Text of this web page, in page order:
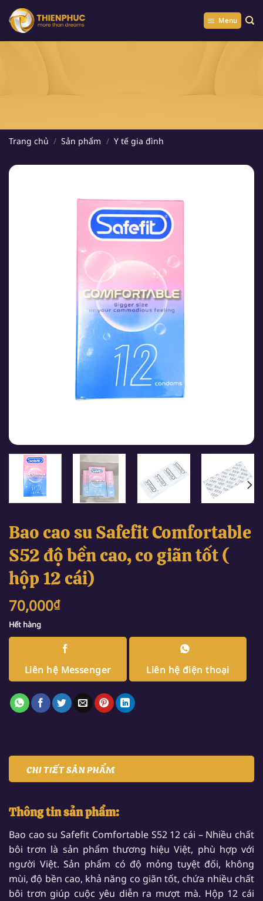
Chuyển
đến
Menu
Trang chủ / Sản phẩm / Y tế gia đình
Bao cao su Safefit Comfortable
S52 độ bền cao, co giãn tốt (
hộp 12 cái)
70,000₫
Hết hàng
Liên hệ Messenger Liên hệ điện thoại
CHI TIẾT SẢN PHẨM
Thông tin sản phẩm:
Bao cao su Safefit Comfortable S52 12 cái – Nhiều chất
bôi trơn là sản phẩm thương hiệu Việt, phù hợp với
người Việt. Sản phẩm có độ mỏng tuyệt đối, không
mùi, độ bền cao, khả năng co giãn tốt, chứa nhiều chất
bôi trơn giúp cuộc yêu diễn ra mượt mà. Hộp 12 cái